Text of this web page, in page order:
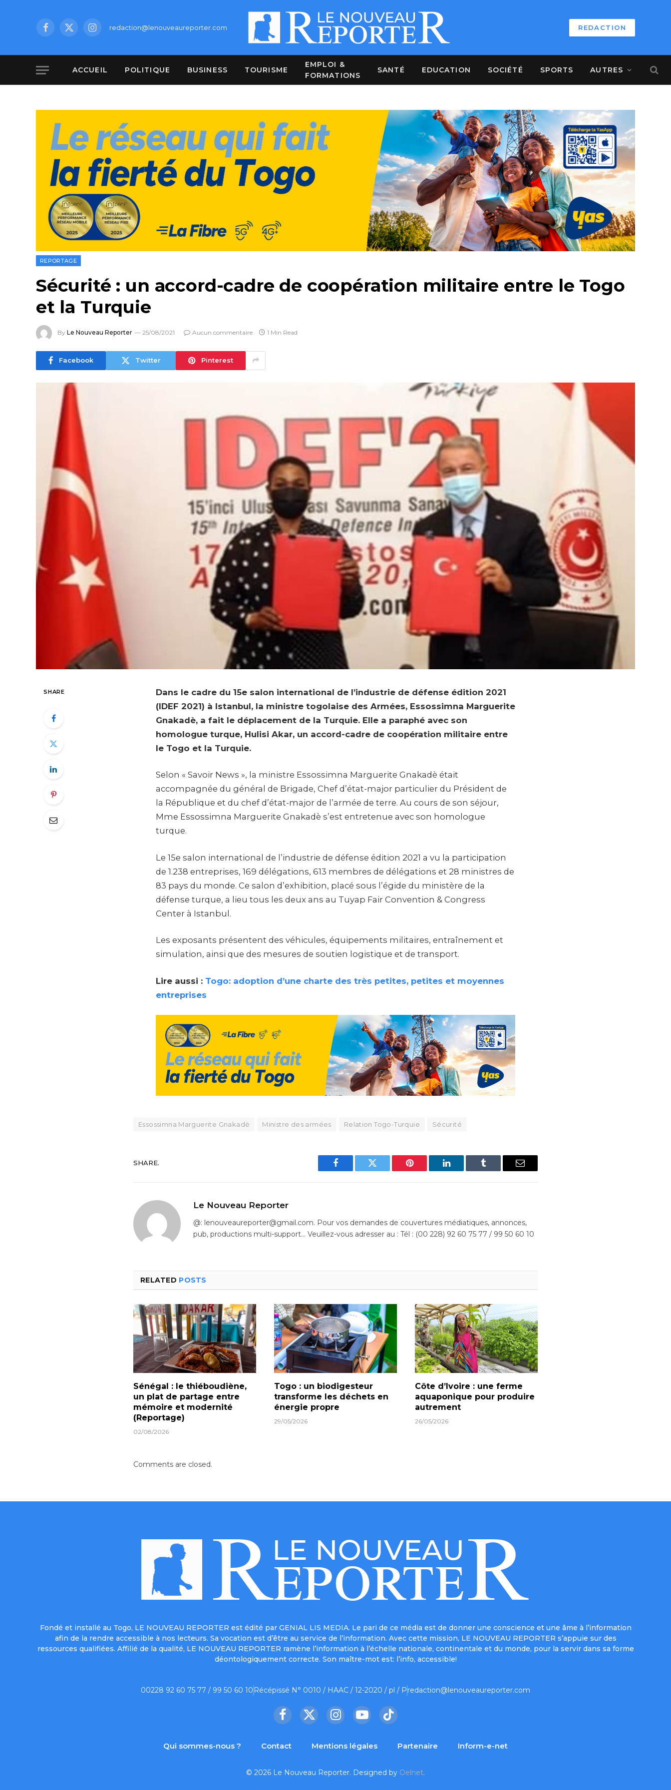
Facebook
X
Instagramredaction@lenouveaureporter.com REDACTION
ACCUEIL POLITIQUE BUSINESS TOURISME
EMPLOI &
FORMATIONS
SANTÉ EDUCATION SOCIÉTÉ SPORTS AUTRES
REPORTAGE
Sécurité : un accord-cadre de coopération militaire entre le Togo
et la Turquie
By Le Nouveau Reporter 25/08/2021 Aucun commentaire 1 Min Read
Facebook Twitter Pinterest
SHARE
Dans le cadre du 15e salon international de l’industrie de défense édition 2021
(IDEF 2021) à Istanbul, la ministre togolaise des Armées, Essossimna Marguerite
Gnakadè, a fait le déplacement de la Turquie. Elle a paraphé avec son
homologue turque, Hulisi Akar, un accord-cadre de coopération militaire entre
le Togo et la Turquie.
Selon « Savoir News », la ministre Essossimna Marguerite Gnakadè était
accompagnée du général de Brigade, Chef d’état-major particulier du Président de
la République et du chef d’état-major de l’armée de terre. Au cours de son séjour,
Mme Essossimna Marguerite Gnakadè s’est entretenue avec son homologue
turque.
Le 15e salon international de l’industrie de défense édition 2021 a vu la participation
de 1.238 entreprises, 169 délégations, 613 membres de délégations et 28 ministres de
83 pays du monde. Ce salon d’exhibition, placé sous l’égide du ministère de la
défense turque, a lieu tous les deux ans au Tuyap Fair Convention & Congress
Center à Istanbul.
Les exposants présentent des véhicules, équipements militaires, entraînement et
simulation, ainsi que des mesures de soutien logistique et de transport.
Lire aussi : Togo: adoption d’une charte des très petites, petites et moyennes
entreprises
Essossimna Marguerite Gnakadè Ministre des armées Relation Togo-Turquie Sécurité
SHARE.
Facebook Twitter Pinterest LinkedIn Tumblr Email
Le Nouveau Reporter
@: lenouveaureporter@gmail.com. Pour vos demandes de couvertures médiatiques, annonces,
pub, productions multi-support… Veuillez-vous adresser au : Tél : (00 228) 92 60 75 77 / 99 50 60 10
RELATED POSTS
Sénégal : le thiéboudiène,
un plat de partage entre
mémoire et modernité
(Reportage)
02/08/2026
Togo : un biodigesteur
transforme les déchets en
énergie propre
29/05/2026
Côte d’Ivoire : une ferme
aquaponique pour produire
autrement
26/05/2026
Comments are closed.
Fondé et installé au Togo, LE NOUVEAU REPORTER est édité par GENIAL LIS MEDIA. Le pari de ce média est de donner une conscience et une âme à l’information
afin de la rendre accessible à nos lecteurs. Sa vocation est d’être au service de l’information. Avec cette mission, LE NOUVEAU REPORTER s’appuie sur des
ressources qualifiées. Affilié de la qualité, LE NOUVEAU REPORTER ramène l’information à l’échelle nationale, continentale et du monde, pour la servir dans sa forme
déontologiquement correcte. Son maître-mot est: l’info, accessible!
00228 92 60 75 77 / 99 50 60 10 Récépissé N° 0010 / HAAC / 12-2020 / pl / Predaction@lenouveaureporter.com
Facebook
X
InstagramYouTubeTikTok
Qui sommes-nous ? Contact Mentions légales Partenaire Inform-e-net
© 2026 Le Nouveau Reporter. Designed by Oelnet.